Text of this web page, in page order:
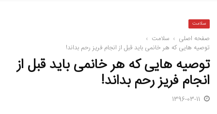
سلامت
صفحه اصلی › سلامت ›
توصیه هایی که هر خانمی باید قبل از انجام فریز رحم بداند!
توصیه هایی که هر خانمی باید قبل از
انجام فریز رحم بداند!
1396-03-11